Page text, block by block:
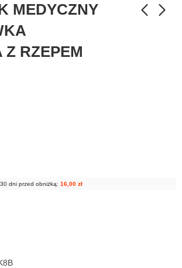
MEDYCZNY
RZEPEM
dni przed obniżką: 16,00 zł